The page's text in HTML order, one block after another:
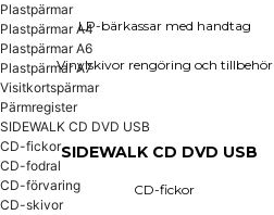
CD-fickor
CD-fodral
CD-förvaring
CD-skivor
DVD-fodral
DVD-fickor
LP-bärkassar med handtag
Vinylskivor rengöring och tillbehör
SIDEWALK CD DVD USB
CD-fickor
Plastpärmar
Plastpärmar A4
Plastpärmar A6
Plastpärmar A7
Visitkortspärmar
Pärmregister
SIDEWALK CD DVD USB
CD-fickor
CD-fodral
CD-förvaring
CD-skivor